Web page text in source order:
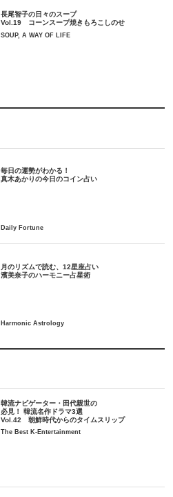
長尾智子の日々のスープ
Vol.19 コーンスープ焼きもろこしのせ
SOUP, A WAY OF LIFE
毎日の運勢がわかる！
月のリズムで読む、12星座占い
韓流ナビゲーター・田代親世の
必見！ 韓流名作ドラマ3選
Vol.42 朝鮮時代からのタイムスリップ
The Best K-Entertainment